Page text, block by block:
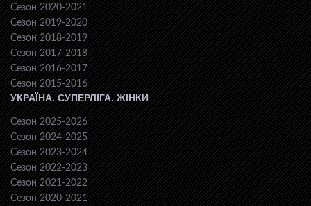
Сезон 2020-2021
Сезон 2019-2020
Сезон 2018-2019
Сезон 2017-2018
Сезон 2016-2017
Сезон 2015-2016
УКРАЇНА. СУПЕРЛІГА. ЖІНКИ
Сезон 2025-2026
Сезон 2024-2025
Сезон 2023-2024
Сезон 2022-2023
Сезон 2021-2022
Сезон 2020-2021